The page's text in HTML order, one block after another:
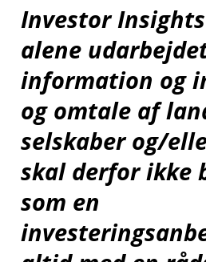
Investor
alene
information og
og omtale af
selskaber og/
skal derfor ikke
som en